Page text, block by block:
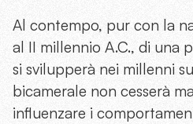
Al contempo, pur con la
al II millennio A.C., di una
si svilupperà nei millenni
bicamerale non cesserà
influenzare i